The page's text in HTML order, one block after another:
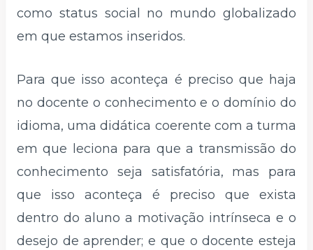
como status social no mundo globalizado
em que estamos inseridos.
Para que isso aconteça é preciso que haja
no docente o conhecimento e o domínio do
idioma, uma didática coerente com a turma
em que leciona para que a transmissão do
conhecimento seja satisfatória, mas para
que isso aconteça é preciso que exista
dentro do aluno a motivação intrínseca e o
desejo de aprender; e que o docente esteja